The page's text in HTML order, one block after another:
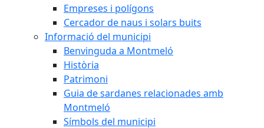
Empreses i polígons
Cercador de naus i solars buits
Informació del municipi
Benvinguda a Montmeló
Història
Patrimoni
Guia de sardanes relacionades amb
Montmeló
Símbols del municipi